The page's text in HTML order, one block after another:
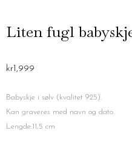
Liten fugl
kr1,999
Babyskje i sølv (kvalitet 925).
Kan graveres med navn og dato.
Lengde:11,5 cm